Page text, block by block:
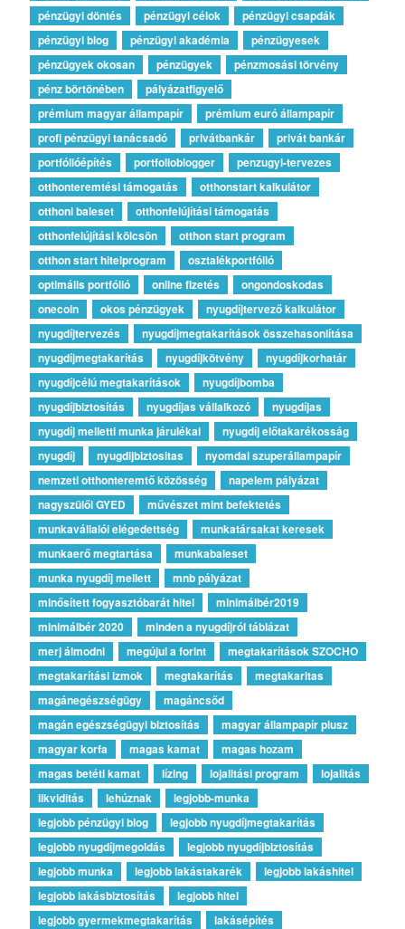
pénzügyi döntés
pénzügyi célok
pénzügyi csapdák
pénzügyi blog
pénzügyi akadémia
pénzügyesek
pénzügyek okosan
pénzügyek
pénzmosási törvény
pénz börtönében
pályázatfigyelő
prémium magyar állampapír
prémium euró állampapír
profi pénzügyi tanácsadó
privátbankár
privát bankár
portfólióépítés
portfolioblogger
penzugyi-tervezes
otthonteremtési támogatás
otthonstart kalkulátor
otthoni baleset
otthonfelújítási támogatás
otthonfelújítási kölcsön
otthon start program
otthon start hitelprogram
osztalékportfólió
optimális portfólió
online fizetés
ongondoskodas
onecoin
okos pénzügyek
nyugdíjtervező kalkulátor
nyugdíjtervezés
nyugdíjmegtakarítások összehasonlítása
nyugdíjmegtakarítás
nyugdíjkötvény
nyugdíjkorhatár
nyugdíjcélú megtakarítások
nyugdíjbomba
nyugdíjbiztosítás
nyugdíjas vállalkozó
nyugdíjas
nyugdíj melletti munka járulékai
nyugdíj előtakarékosság
nyugdíj
nyugdijbiztositas
nyomdai szuperállampapír
nemzeti otthonteremtő közösség
napelem pályázat
nagyszülői GYED
művészet mint befektetés
munkavállalói elégedettség
munkatársakat keresek
munkaerő megtartása
munkabaleset
munka nyugdíj mellett
mnb pályázat
minősített fogyasztóbarát hitel
minimálbér2019
minimálbér 2020
minden a nyugdíjról táblázat
merj álmodni
megújul a forint
megtakarítások SZOCHO
megtakarítási izmok
megtakarítás
megtakaritas
magánegészségügy
magáncsőd
magán egészségügyi biztosítás
magyar állampapír plusz
magyar korfa
magas kamat
magas hozam
magas betéti kamat
lízing lojalitási program
lojalitás
likviditás
lehúznak
legjobb-munka
legjobb pénzügyi blog
legjobb nyugdíjmegtakarítás
legjobb nyugdíjmegoldás
legjobb nyugdíjbiztosítás
legjobb munka
legjobb lakástakarék
legjobb lakáshitel
legjobb lakásbiztosítás
legjobb hitel
legjobb gyermekmegtakarítás
lakásépítés